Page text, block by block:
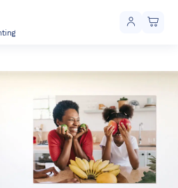
à partir de 40 € d'achat